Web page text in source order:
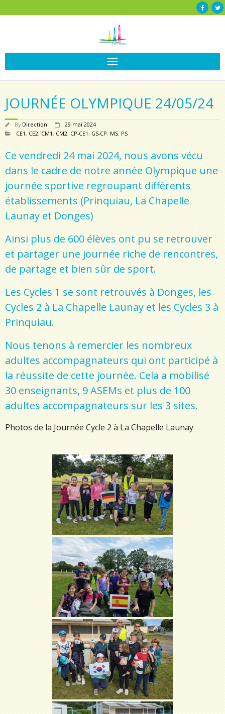
JOURNÉE OLYMPIQUE 24/05/24
By Direction
29 mai 2024
CE1, CE2, CM1, CM2, CP-CE1, GS-CP, MS, PS
Ce vendredi 24 mai 2024, nous avons vécu
dans le cadre de notre année Olympique une
journée sportive regroupant différents
établissements (Prinquiau, La Chapelle
Launay et Donges)
Ainsi plus de 600 élèves ont pu se retrouver
et partager une journée riche de rencontres,
de partage et bien sûr de sport.
Les Cycles 1 se sont retrouvés à Donges, les
Cycles 2 à La Chapelle Launay et les Cycles 3 à
Prinquiau.
Nous tenons à remercier les nombreux
adultes accompagnateurs qui ont participé à
la réussite de cette journée. Cela a mobilisé
30 enseignants, 9 ASEMs et plus de 100
adultes accompagnateurs sur les 3 sites.
Photos de la Journée Cycle 2 à La Chapelle Launay